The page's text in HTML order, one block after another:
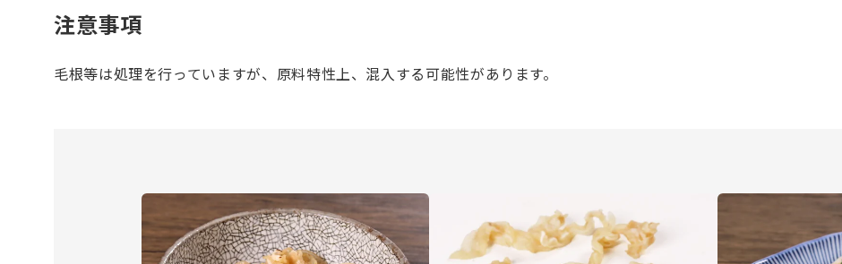
注意事項
毛根等は処理を行っていますが、原料特性上、混入する可能性があります。